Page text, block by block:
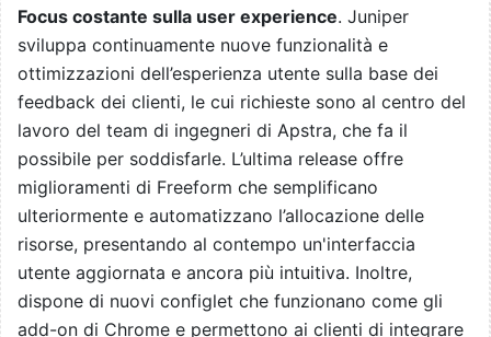
Focus costante sulla user experience. Juniper
sviluppa continuamente nuove funzionalità e
ottimizzazioni dell’esperienza utente sulla base dei
feedback dei clienti, le cui richieste sono al centro del
lavoro del team di ingegneri di Apstra, che fa il
possibile per soddisfarle. L’ultima release offre
miglioramenti di Freeform che semplificano
ulteriormente e automatizzano l’allocazione delle
risorse, presentando al contempo un'interfaccia
utente aggiornata e ancora più intuitiva. Inoltre,
dispone di nuovi configlet che funzionano come gli
add-on di Chrome e permettono ai clienti di integrare